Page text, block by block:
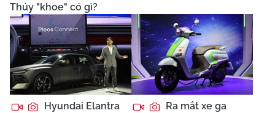
Thúy "khoe" có gì?
Hyundai Elantra
Ra mắt xe ga